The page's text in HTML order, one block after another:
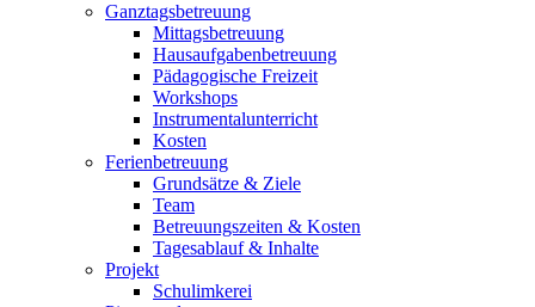
Ganztagsbetreuung
Mittagsbetreuung
Hausaufgabenbetreuung
Pädagogische Freizeit
Workshops
Instrumentalunterricht
Kosten
Ferienbetreuung
Grundsätze & Ziele
Team
Betreuungszeiten & Kosten
Tagesablauf & Inhalte
Projekt
Schulimkerei